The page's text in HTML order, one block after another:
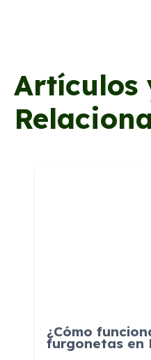
Artículos
¿Cómo
furgonetas en